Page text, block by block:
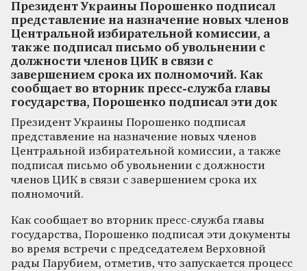
Президент Украины Порошенко подписал
представление на назначение новых членов
Центральной избирательной комиссии, а
также подписал письмо об увольнении с
должности членов ЦИК в связи с
завершением срока их полномочий. Как
сообщает во вторник пресс-служба главы
государства, Порошенко подписал эти док
Президент Украины Порошенко подписал
представление на назначение новых членов
Центральной избирательной комиссии, а также
подписал письмо об увольнении с должности
членов ЦИК в связи с завершением срока их
полномочий.
Как сообщает во вторник пресс-служба главы
государства, Порошенко подписал эти документы
во время встречи с председателем Верховной
рады Парубием, отметив, что запускается процесс